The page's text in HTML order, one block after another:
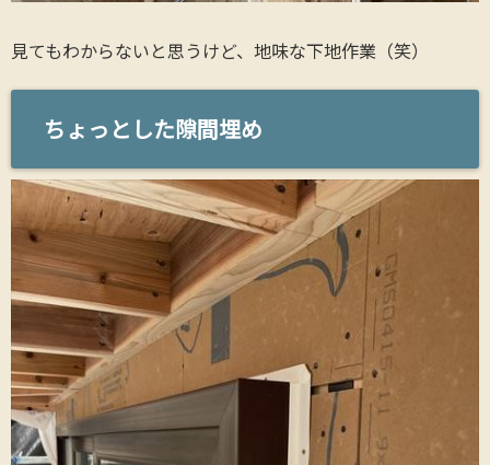
見てもわからないと思うけど、地味な下地作業（笑）
ちょっとした隙間埋め